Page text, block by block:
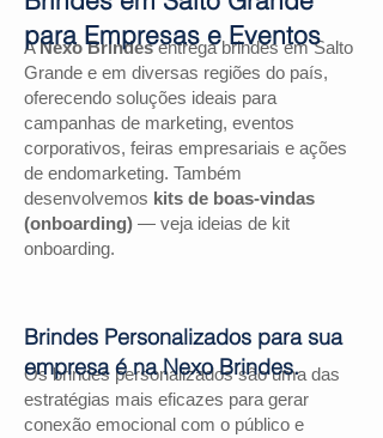
ANexo Brindesentrega brindes em Salto
Grande e em diversas regiões do país,
oferecendo soluções ideais para
campanhas de marketing, eventos
corporativos, feiras empresariais e ações
de endomarketing. Também
desenvolvemos kits de boas-vindas
(onboarding) — veja ideias de kit
onboarding.
Os brindes personalizados são uma das
estratégias mais eficazes para gerar
conexão emocional com o público e
para Empresas e Eventos
Brindes Personalizados para sua
empresa é na Nexo Brindes.